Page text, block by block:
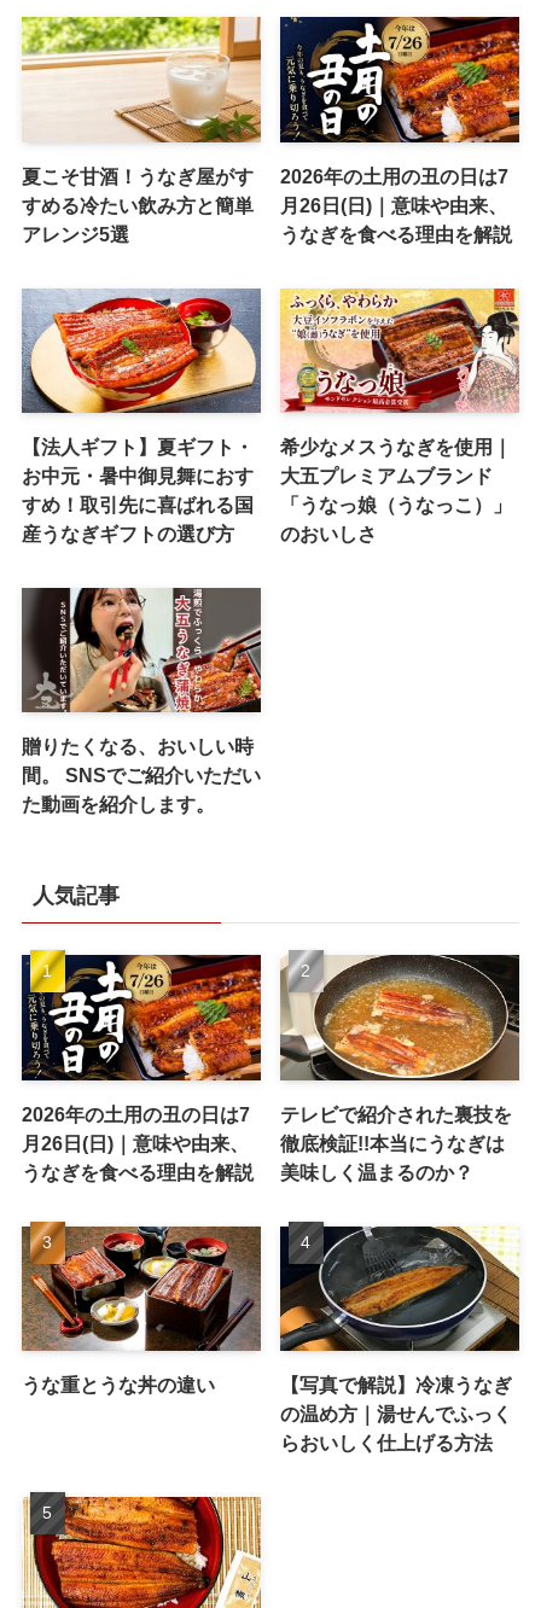
夏こそ甘酒！うなぎ屋がす
すめる冷たい飲み方と簡単
アレンジ5選
2026年の土用の丑の日は7
月26日(日)｜意味や由来、
うなぎを食べる理由を解説
【法人ギフト】夏ギフト・
お中元・暑中御見舞におす
すめ！取引先に喜ばれる国
産うなぎギフトの選び方
希少なメスうなぎを使用｜
大五プレミアムブランド
「うなっ娘（うなっこ）」
のおいしさ
贈りたくなる、おいしい時
間。 SNSでご紹介いただい
た動画を紹介します。
人気記事
2026年の土用の丑の日は7
月26日(日)｜意味や由来、
うなぎを食べる理由を解説
テレビで紹介された裏技を
徹底検証!!本当にうなぎは
美味しく温まるのか？
うな重とうな丼の違い
【写真で解説】冷凍うなぎ
の温め方｜湯せんでふっく
らおいしく仕上げる方法